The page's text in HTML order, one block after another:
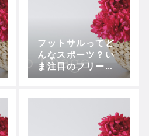
フットサルってど
んなスポーツ？い
ま注目のフリース
タイルフットボー